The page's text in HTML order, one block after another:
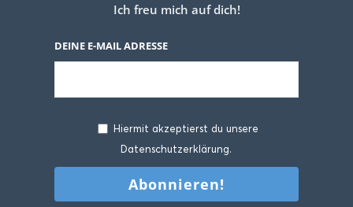
Tomaten Kürbis Curry
Ich freu mich auf dich!
DEINE E-MAIL ADRESSE
Hiermit akzeptierst du unsere
Datenschutzerklärung.